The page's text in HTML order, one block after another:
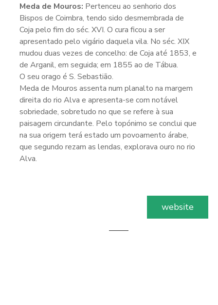
Meda de Mouros: Pertenceu ao senhorio dos
Bispos de Coimbra, tendo sido desmembrada de
Coja pelo fim do séc. XVI. O cura ficou a ser
apresentado pelo vigário daquela vila. No séc. XIX
mudou duas vezes de concelho: de Coja até 1853, e
de Arganil, em seguida; em 1855 ao de Tábua.
O seu orago é S. Sebastião.
Meda de Mouros assenta num planalto na margem
direita do rio Alva e apresenta-se com notável
sobriedade, sobretudo no que se refere à sua
paisagem circundante. Pelo topónimo se conclui que
na sua origem terá estado um povoamento árabe,
que segundo rezam as lendas, explorava ouro no rio
Alva.
website